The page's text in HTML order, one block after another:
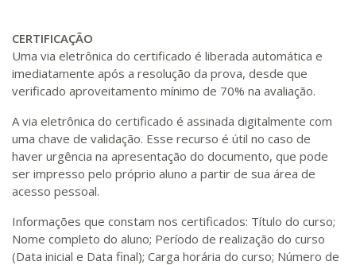
CERTIFICAÇÃO
Uma via eletrônica do certificado é liberada automática e
imediatamente após a resolução da prova, desde que
verificado aproveitamento mínimo de 70% na avaliação.
A via eletrônica do certificado é assinada digitalmente com
uma chave de validação. Esse recurso é útil no caso de
haver urgência na apresentação do documento, que pode
ser impresso pelo próprio aluno a partir de sua área de
acesso pessoal.
Informações que constam nos certificados: Título do curso;
Nome completo do aluno; Período de realização do curso
(Data inicial e Data final); Carga horária do curso; Número de